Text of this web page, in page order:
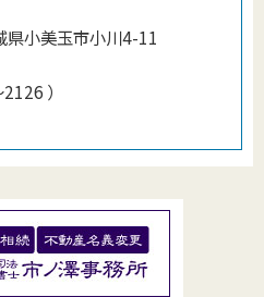
小美玉市小川4-11
2126 ）